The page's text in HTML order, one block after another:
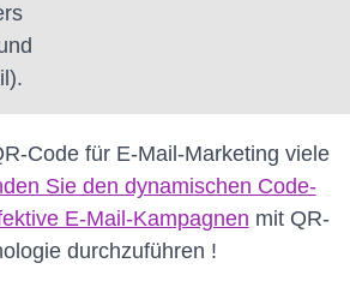
Code für E-Mail-Marketing viele
Sie den dynamischen Code-
E-Mail-Kampagnen mit QR-
durchzuführen !